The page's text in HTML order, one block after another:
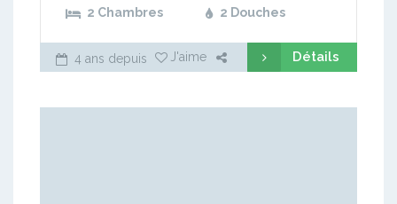
2 Chambres 2 Douches
4 ans depuis J'aime Détails